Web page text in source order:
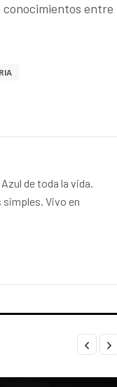
conocimientos entre
de toda la vida.
simples. Vivo en